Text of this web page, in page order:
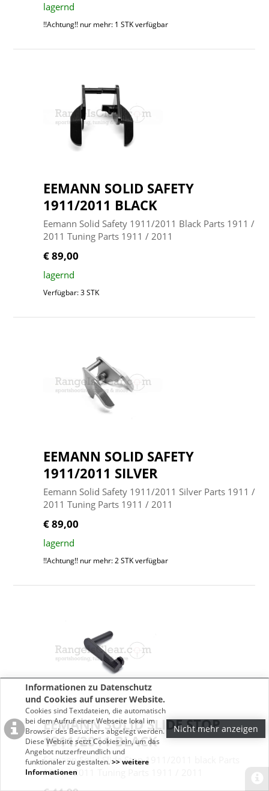
Informationen zu Datenschutz
und Cookies auf unserer Website.
Cookies sind Textdateien, die automatisch
bei dem Aufruf einer Webseite lokal im
Browser des Besuchers abgelegt werden.
Diese Website setzt Cookies ein, um das
Angebot nutzerfreundlich und
funktionaler zu gestalten.>> weitere
Informationen
Nicht mehr anzeigen
lagernd
!!Achtung!! nur mehr: 1 STK verfügbar
EEMANN SOLID SAFETY
1911/2011 BLACK
Eemann Solid Safety 1911/2011 Black Parts 1911 /
2011 Tuning Parts 1911 / 2011
€ 89,00
lagernd
Verfügbar: 3 STK
EEMANN SOLID SAFETY
1911/2011 SILVER
Eemann Solid Safety 1911/2011 Silver Parts 1911 /
2011 Tuning Parts 1911 / 2011
€ 89,00
lagernd
!!Achtung!! nur mehr: 2 STK verfügbar
EEMANN SOLID SLIDE STOP
1911/2011 BLACK
Eemann Solid Slide Stop 1911/2011 black Parts
1911 / 2011 Tuning Parts 1911 / 2011